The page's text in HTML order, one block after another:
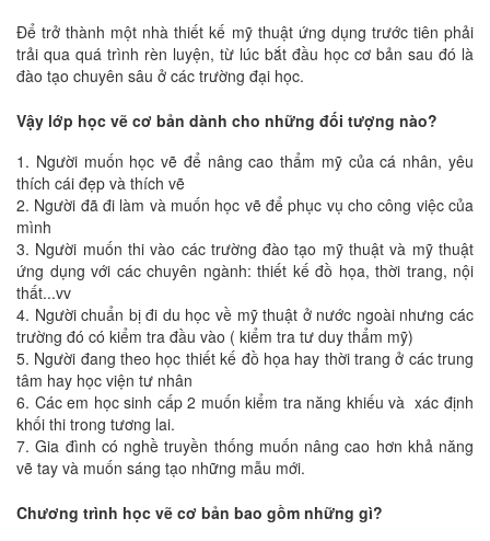
Để trở thành một nhà thiết kế mỹ thuật ứng dụng trước tiên phải
trải qua quá trình rèn luyện, từ lúc bắt đầu học cơ bản sau đó là
đào tạo chuyên sâu ở các trường đại học.
Vậy lớp học vẽ cơ bản dành cho những đối tượng nào?
1. Người muốn học vẽ để nâng cao thẩm mỹ của cá nhân, yêu
thích cái đẹp và thích vẽ
2. Người đã đi làm và muốn học vẽ để phục vụ cho công việc của
mình
3. Người muốn thi vào các trường đào tạo mỹ thuật và mỹ thuật
ứng dụng với các chuyên ngành: thiết kế đồ họa, thời trang, nội
thất...vv
4. Người chuẩn bị đi du học về mỹ thuật ở nước ngoài nhưng các
trường đó có kiểm tra đầu vào ( kiểm tra tư duy thẩm mỹ)
5. Người đang theo học thiết kế đồ họa hay thời trang ở các trung
tâm hay học viện tư nhân
6. Các em học sinh cấp 2 muốn kiểm tra năng khiếu và xác định
khối thi trong tương lai.
7. Gia đình có nghề truyền thống muốn nâng cao hơn khả năng
vẽ tay và muốn sáng tạo những mẫu mới.
Chương trình học vẽ cơ bản bao gồm những gì?